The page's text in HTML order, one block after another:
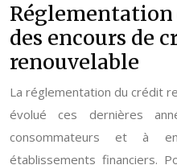
des encours de
renouvelable
La réglementation du crédit
évolué ces dernières
consommateurs et à
établissements financiers.